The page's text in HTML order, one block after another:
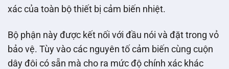
xác của toàn bộ thiết bị cảm biến nhiệt.
Bộ phận này được kết nối với đầu nói và đặt trong vỏ
bảo vệ. Tùy vào các nguyên tố cảm biến cùng cuộn
dây đôi có sẵn mà cho ra mức độ chính xác khác